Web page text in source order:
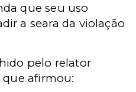
que seu uso
a seara da violação
pelo relator
que afirmou: